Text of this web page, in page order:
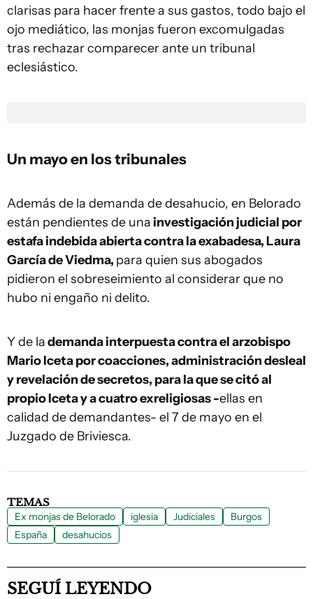
clarisas para hacer frente a sus gastos, todo bajo el
ojo mediático, las monjas fueron excomulgadas
tras rechazar comparecer ante un tribunal
eclesiástico.
Un mayo en los tribunales
Además de la demanda de desahucio, en Belorado
están pendientes de una investigación judicial por
estafa indebida abierta contra la exabadesa, Laura
García de Viedma, para quien sus abogados
pidieron el sobreseimiento al considerar que no
hubo ni engaño ni delito.
Y de lademanda interpuesta contra el arzobispo
Mario Iceta por coacciones, administración desleal
y revelación de secretos, para la que se citó al
propio Iceta y a cuatro exreligiosas -ellas en
calidad de demandantes- el 7 de mayo en el
Juzgado de Briviesca.
TEMAS
Ex monjas de Belorado iglesia Judiciales
Burgos
España
desahucios
SEGUÍ LEYENDO